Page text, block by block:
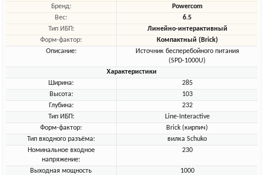
Бренд:
Powercom
Вес:
6.5
Тип ИБП:
Линейно-интерактивный
Форм-фактор:
Компактный (Brick)
Описание:
Источник бесперебойного питания
(SPD-1000U)
Характеристики
Ширина:
285
Высота:
103
Глубина:
232
Тип ИБП:
Line-Interactive
Форм-фактор:
Brick (кирпич)
Тип входного разъёма:
вилка Schuko
Номинальное входное
напряжение:
230
Выходная мощность
1000